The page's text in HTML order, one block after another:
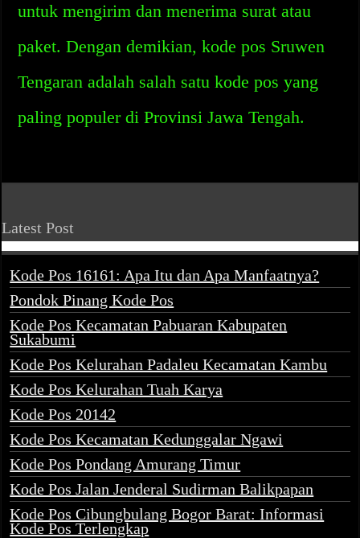
untuk mengirim dan menerima surat atau
paket. Dengan demikian, kode pos Sruwen
Tengaran adalah salah satu kode pos yang
paling populer di Provinsi Jawa Tengah.
Latest Post
Kode Pos 16161: Apa Itu dan Apa Manfaatnya?
Pondok Pinang Kode Pos
Kode Pos Kecamatan Pabuaran Kabupaten
Sukabumi
Kode Pos Kelurahan Padaleu Kecamatan Kambu
Kode Pos Kelurahan Tuah Karya
Kode Pos 20142
Kode Pos Kecamatan Kedunggalar Ngawi
Kode Pos Pondang Amurang Timur
Kode Pos Jalan Jenderal Sudirman Balikpapan
Kode Pos Cibungbulang Bogor Barat: Informasi
Kode Pos Terlengkap